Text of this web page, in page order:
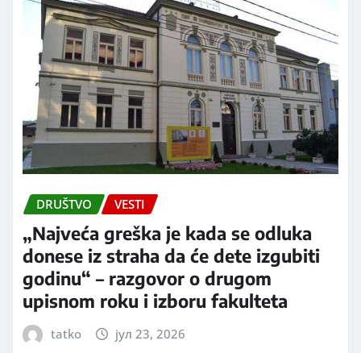
DRUŠTVO VESTI
„Najveća greška je kada se odluka
donese iz straha da će dete izgubiti
godinu“ – razgovor o drugom
upisnom roku i izboru fakulteta
tatko јул 23, 2026